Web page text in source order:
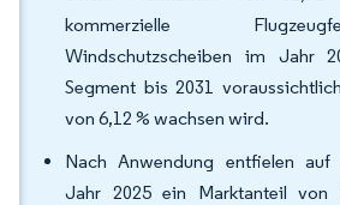
kommerzielle
Windschutzscheiben im Jahr
Segment bis 2031
von 6,12 % wachsen wird.
Nach Anwendung entfielen auf
Jahr 2025 ein Marktanteil von